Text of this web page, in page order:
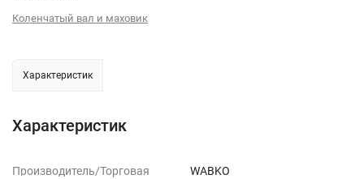
Коленчатый вал и маховик
Характеристик
Характеристик
Производитель/Торговая
WABKO